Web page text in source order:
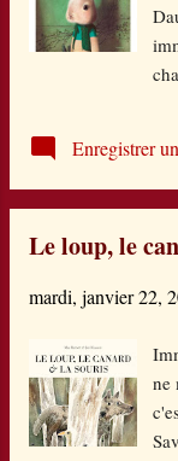
sa
Enregistrer
Le loup, le
mardi, janvier 22,
ne